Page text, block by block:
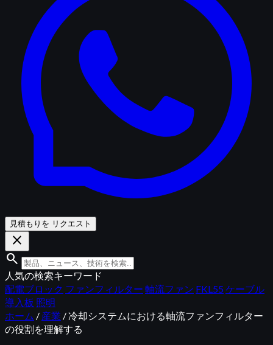
見積もりを リクエスト
close
search
人気の検索キーワード
配電ブロック ファンフィルター 軸流ファン FKL55 ケーブル
導入板 照明
ホーム / 産業 /冷却システムにおける軸流ファンフィルター
の役割を理解する